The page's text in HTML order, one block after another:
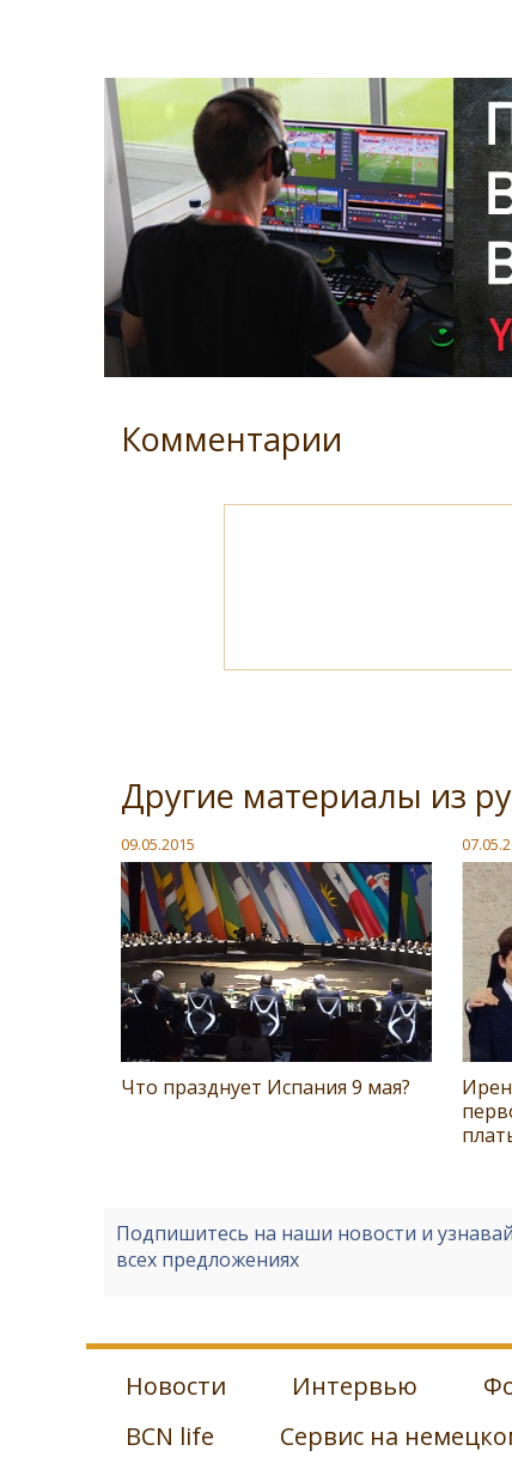
Комментарии
Другие материалы из
09.05.2015
Что празднует Испания 9 мая?
Подпишитесь на наши новости и
всех предложениях
Новости Интервью
BCN life
Сервис на